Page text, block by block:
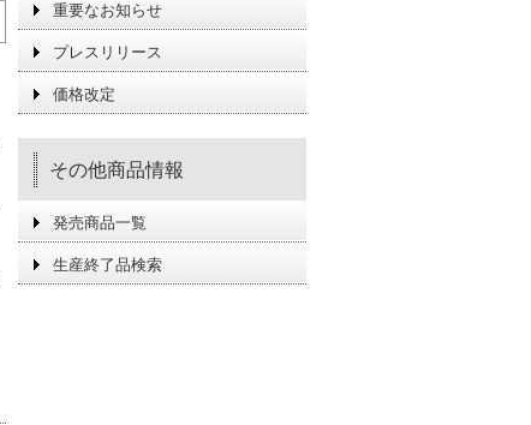
重要なお知らせ
プレスリリース
価格改定
その他商品情報
発売商品一覧
生産終了品検索